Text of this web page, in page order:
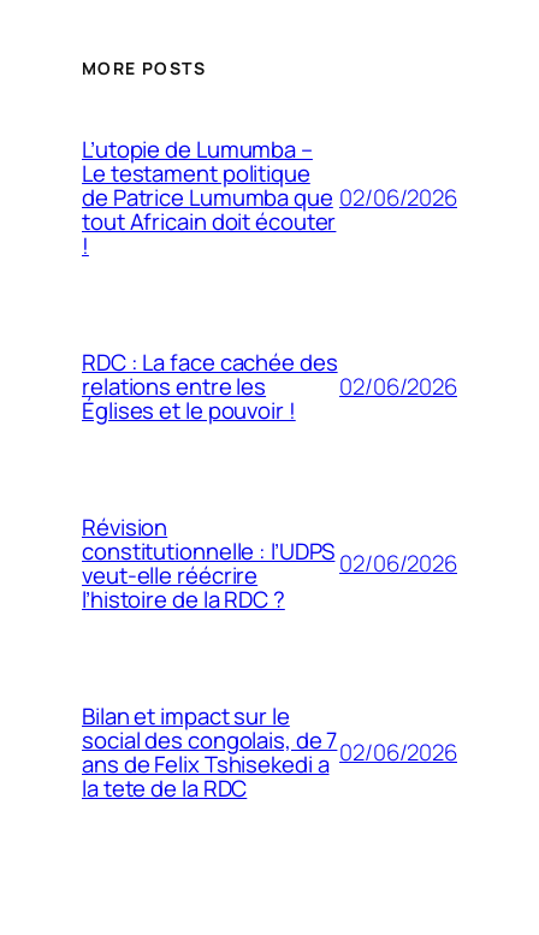
MORE POSTS
L’utopie de Lumumba –
Le testament politique
de Patrice Lumumba que
tout Africain doit écouter
!
02/06/2026
RDC : La face cachée des
relations entre les
Églises et le pouvoir !
02/06/2026
Révision
constitutionnelle : l’UDPS
veut-elle réécrire
l’histoire de la RDC ?
02/06/2026
Bilan et impact sur le
social des congolais, de 7
ans de Felix Tshisekedi a
la tete de la RDC
02/06/2026